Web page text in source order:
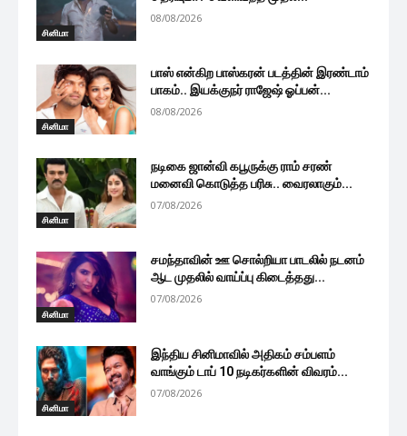
சினிமா
08/08/2026
சினிமா
பாஸ் என்கிற பாஸ்கரன் படத்தின் இரண்டாம்
பாகம்.. இயக்குநர் ராஜேஷ் ஓப்பன்...
08/08/2026
சினிமா
நடிகை ஜான்வி கபூருக்கு ராம் சரண்
மனைவி கொடுத்த பரிசு.. வைரலாகும்...
07/08/2026
சினிமா
சமந்தாவின் ஊ சொல்றியா பாடலில் நடனம்
ஆட முதலில் வாய்ப்பு கிடைத்தது...
07/08/2026
சினிமா
இந்திய சினிமாவில் அதிகம் சம்பளம்
வாங்கும் டாப் 10 நடிகர்களின் விவரம்...
07/08/2026